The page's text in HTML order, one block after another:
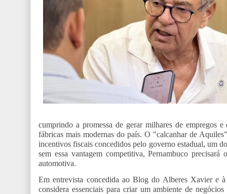
cumprindo a promessa de gerar milhares de empregos
fábricas mais modernas do país. O "calcanhar de
incentivos fiscais concedidos pelo governo estadual, um
sem essa vantagem competitiva, Pernambuco
automotiva.
Em entrevista concedida ao Blog do Alberes Xavier e
considera essenciais para criar um ambiente de negócios